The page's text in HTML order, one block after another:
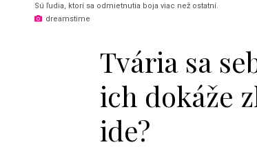
Sú ľudia, ktorí sa odmietnutia boja viac než ostatní.
dreamstime
Tvária sa
ich dokáže
ide?